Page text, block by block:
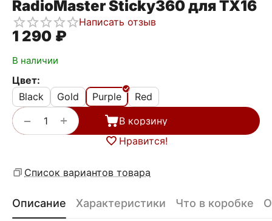
RadioMaster Sticky360 для TX16
Написать отзыв
1 290 ₽
В наличии
Цвет:
Black
Gold Purple Red
+
−
В корзину
Нравится!
Список вариантов товара
Описание Характеристики Что в коробке